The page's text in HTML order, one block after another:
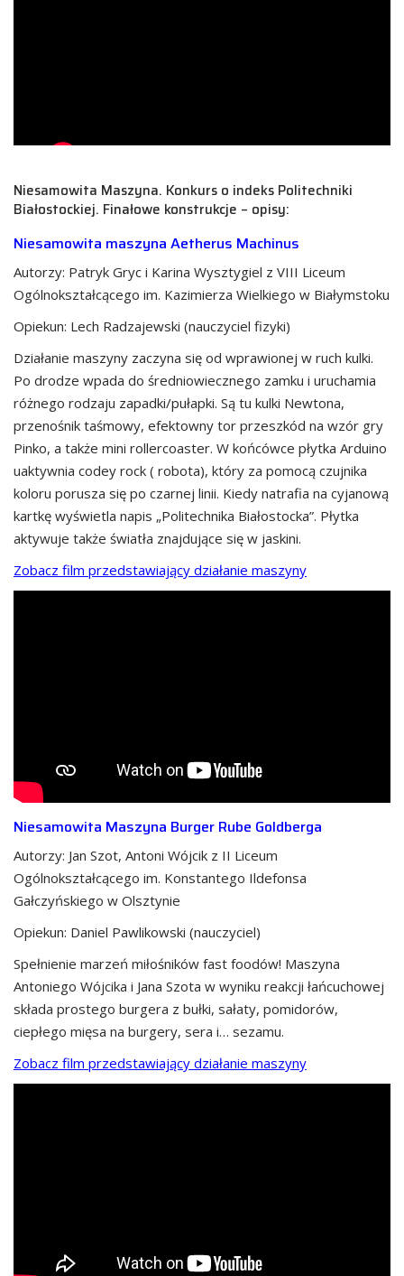
Niesamowita Maszyna. Konkurs o indeks Politechniki
Białostockiej. Finałowe konstrukcje – opisy:
Niesamowita maszyna Aetherus Machinus
Autorzy: Patryk Gryc i Karina Wysztygiel z VIII Liceum
Ogólnokształcącego im. Kazimierza Wielkiego w Białymstoku
Opiekun: Lech Radzajewski (nauczyciel fizyki)
Działanie maszyny zaczyna się od wprawionej w ruch kulki.
Po drodze wpada do średniowiecznego zamku i uruchamia
różnego rodzaju zapadki/pułapki. Są tu kulki Newtona,
przenośnik taśmowy, efektowny tor przeszkód na wzór gry
Pinko, a także mini rollercoaster. W końcówce płytka Arduino
uaktywnia codey rock ( robota), który za pomocą czujnika
koloru porusza się po czarnej linii. Kiedy natrafia na cyjanową
kartkę wyświetla napis „Politechnika Białostocka”. Płytka
aktywuje także światła znajdujące się w jaskini.
Zobacz film przedstawiający działanie maszyny
Niesamowita Maszyna Burger Rube Goldberga
Autorzy: Jan Szot, Antoni Wójcik z II Liceum
Ogólnokształcącego im. Konstantego Ildefonsa
Gałczyńskiego w Olsztynie
Opiekun: Daniel Pawlikowski (nauczyciel)
Spełnienie marzeń miłośników fast foodów! Maszyna
Antoniego Wójcika i Jana Szota w wyniku reakcji łańcuchowej
składa prostego burgera z bułki, sałaty, pomidorów,
ciepłego mięsa na burgery, sera i… sezamu.
Zobacz film przedstawiający działanie maszyny